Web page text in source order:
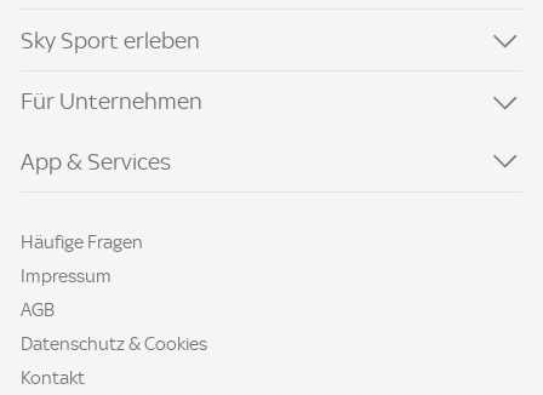
Sky Sport erleben
Für Unternehmen
App & Services
Häufige Fragen
Impressum
AGB
Datenschutz & Cookies
Kontakt